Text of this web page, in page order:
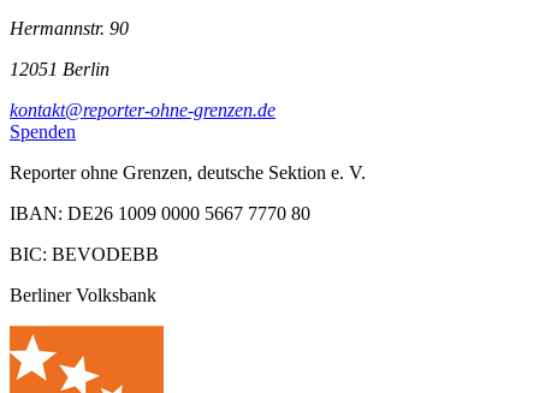
Hermannstr. 90
12051 Berlin
kontakt@reporter-ohne-grenzen.de
Spenden
Reporter ohne Grenzen, deutsche Sektion e. V.
IBAN: DE26 1009 0000 5667 7770 80
BIC: BEVODEBB
Berliner Volksbank